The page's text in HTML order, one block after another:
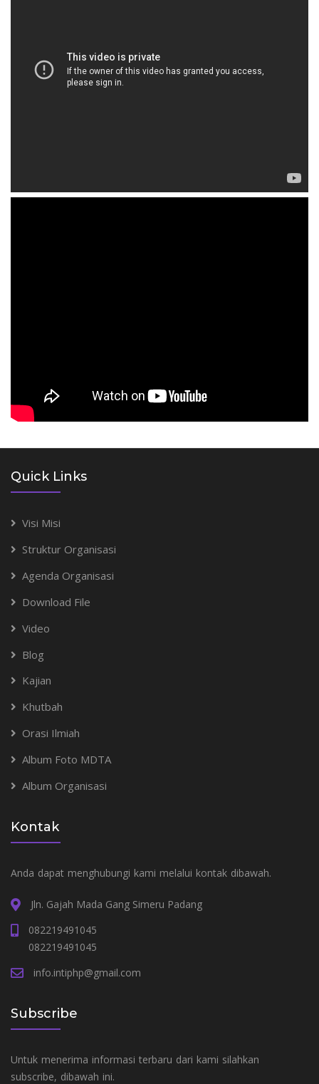
Quick Links
Visi Misi
Struktur Organisasi
Agenda Organisasi
Download File
Video
Blog
Kajian
Khutbah
Orasi Ilmiah
Album Foto MDTA
Album Organisasi
Kontak
Anda dapat menghubungi kami melalui kontak dibawah.
Jln. Gajah Mada Gang Simeru Padang
082219491045
082219491045
info.intiphp@gmail.com
Subscribe
Untuk menerima informasi terbaru dari kami silahkan
subscribe, dibawah ini.